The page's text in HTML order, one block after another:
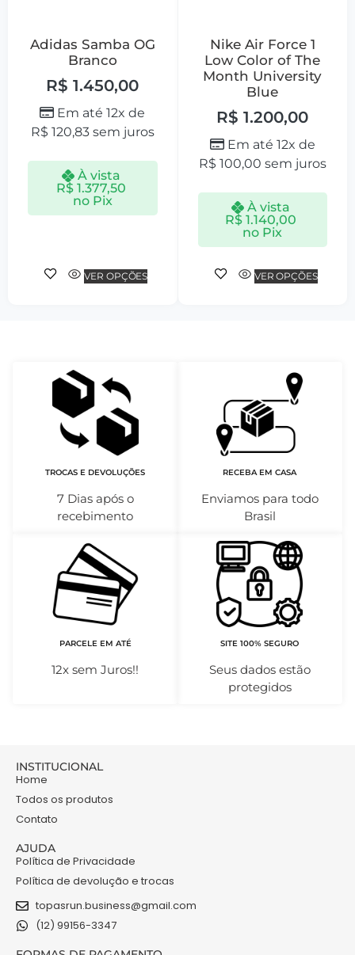
Adidas Samba OG
Branco
R$ 1.450,00
Em até 12x de
R$ 120,83sem juros
À vista
R$1.377,50
no Pix
VER OPÇÕES
Nike Air Force 1
Low Color of The
Month University
Blue
R$ 1.200,00
Em até 12x de
R$ 100,00 sem juros
À vista
R$ 1.140,00
no Pix
VER OPÇÕES
TROCAS E DEVOLUÇÕES
7 Dias após o
recebimento
RECEBA EM CASA
Enviamos para todo
Brasil
PARCELE EM ATÉ
12x sem Juros!!
SITE 100% SEGURO
Seus dados estão
protegidos
INSTITUCIONAL
Home
Todos os produtos
Contato
AJUDA
Política de Privacidade
Política de devolução e trocas
topasrun.business@gmail.com
(12) 99156-3347